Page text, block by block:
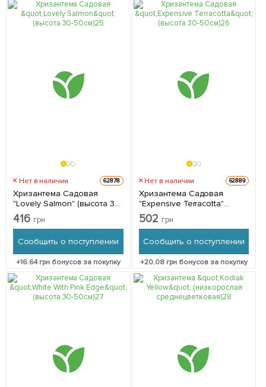
Нет в наличии 62878
Хризантема Садовая
"Lovely Salmon" (высота 30-
50см) 1 саженец в
упаковке
416 грн
Сообщить о поступлении
+16.64грн бонусов за покупку
Нет в наличии 62889
Хризантема Садовая
"Expensive Terracotta"
(высота 30-50см) 1 саженец
в упаковке
502 грн
Сообщить о поступлении
+20.08 грн бонусов за покупку